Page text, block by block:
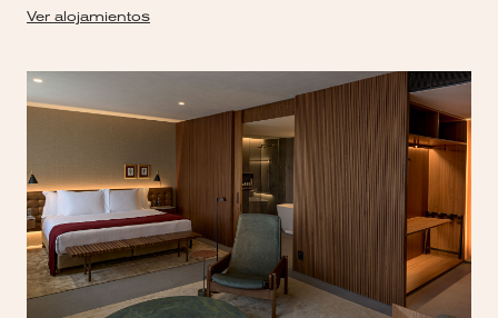
Ver alojamientos